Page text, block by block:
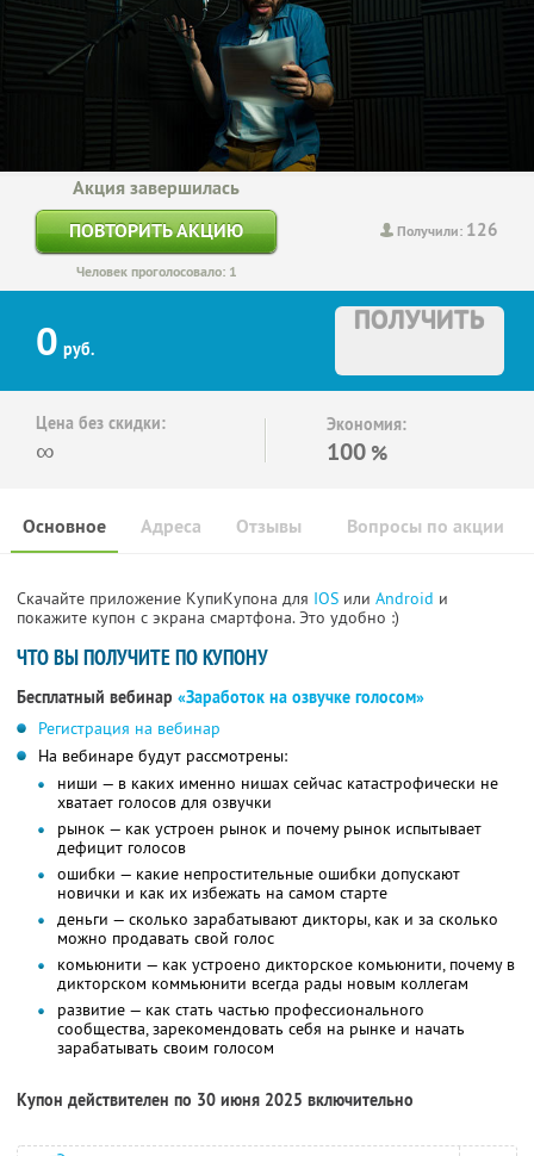
Получили: 126
Акция завершилась
ПОВТОРИТЬ АКЦИЮ
Человек проголосовало: 1
0 руб.
ПОЛУЧИТЬ
Цена без скидки:
∞
Экономия:
100 %
Основное Отзывы Вопросы по акции
Адреса
Скачайте приложение КупиКупона для IOS или Android и
покажите купон с экрана смартфона. Это удобно :)
ЧТО ВЫ ПОЛУЧИТЕ ПО КУПОНУ
Бесплатный вебинар «Заработок на озвучке голосом»
Регистрация на вебинар
На вебинаре будут рассмотрены:
ниши — в каких именно нишах сейчас катастрофически не
хватает голосов для озвучки
рынок — как устроен рынок и почему рынок испытывает
дефицит голосов
ошибки — какие непростительные ошибки допускают
новички и как их избежать на самом старте
деньги — сколько зарабатывают дикторы, как и за сколько
можно продавать свой голос
комьюнити — как устроено дикторское комьюнити, почему в
дикторском коммьюнити всегда рады новым коллегам
развитие — как стать частью профессионального
сообщества, зарекомендовать себя на рынке и начать
зарабатывать своим голосом
Купон действителен по 30 июня 2025 включительно